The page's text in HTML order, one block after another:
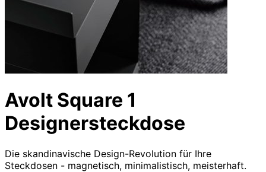
Avolt Square 1
Designersteckdose
Die skandinavische Design-Revolution für Ihre
Steckdosen - magnetisch, minimalistisch, meisterhaft.